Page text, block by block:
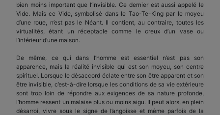
bien moins important que l’invisible. Ce dernier est aussi appelé le
Vide. Mais ce Vide, symbolisé dans le Tao-Te-King par le moyeu
d’une roue, n’est pas le Néant. Il contient, au contraire, toutes les
virtualités, étant un réceptacle comme le creux d’un vase ou
l’intérieur d’une maison.
De même, ce qui dans l’homme est essentiel n’est pas son
apparence, mais la réalité invisible qui est son moyeu, son centre
spirituel. Lorsque le désaccord éclate entre son être apparent et son
être invisible, c’est-à-dire lorsque les conditions de sa vie extérieure
sont trop loin de répondre aux exigences de sa nature profonde,
l’homme ressent un malaise plus ou moins aigu. Il peut alors, en plein
désarroi, vivre sous le signe de l’angoisse et même parfois de la